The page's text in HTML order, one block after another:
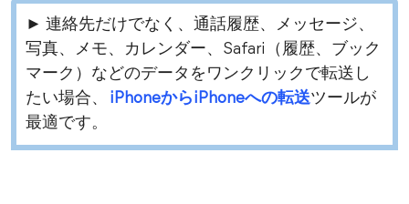
► 連絡先だけでなく、通話履歴、メッセージ、
写真、メモ、カレンダー、Safari（履歴、ブック
マーク）などのデータをワンクリックで転送し
たい場合、
iPhoneからiPhoneへの転送ツールが
最適です。